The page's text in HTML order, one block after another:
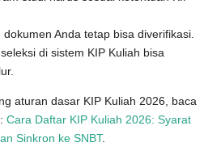
Anda tetap bisa diverifikasi.
di sistem KIP Kuliah bisa
aturan dasar KIP Kuliah 2026, baca
Cara Daftar KIP Kuliah 2026: Syarat
Sinkron ke SNBT.